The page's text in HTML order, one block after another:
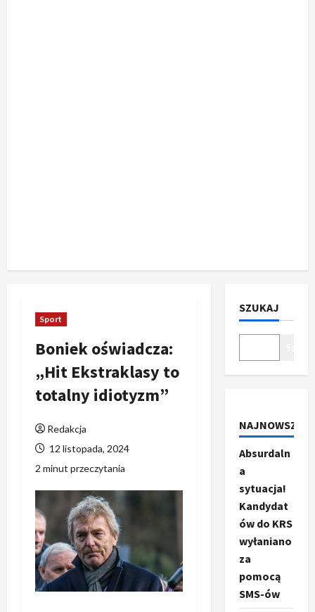
Sport
Boniek oświadcza:
„Hit Ekstraklasy to
totalny idiotyzm”
Redakcja
12 listopada, 2024
2 minut przeczytania
SZUKAJ
NAJNOWSZE
Absurdaln
a
sytuacja!
Kandydat
ów do KRS
wyłaniano
za
pomocą
SMS-ów